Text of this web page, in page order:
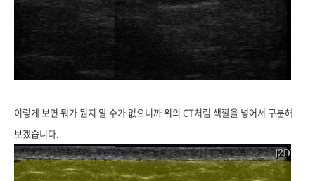
이렇게 보면 뭐가 뭔지 알 수가 없으니까 위의 CT처럼 색깔을 넣어서 구분해
보겠습니다.